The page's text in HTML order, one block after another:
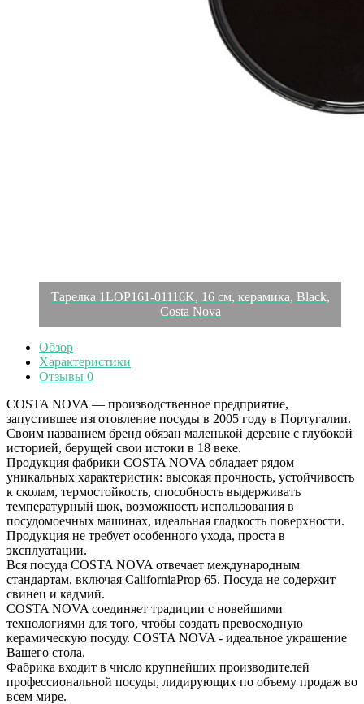
Тарелка 1LOP161-01116K, 16 см, керамика, Black,
Costa Nova
Обзор
Характеристики
Отзывы 0
COSTA NOVA — производственное предприятие,
запустившее изготовление посуды в 2005 году в Португалии.
Своим названием бренд обязан маленькой деревне с глубокой
историей, берущей свои истоки в 18 веке.
Продукция фабрики COSTA NOVA обладает рядом
уникальных характеристик: высокая прочность, устойчивость
к сколам, термостойкость, способность выдерживать
температурный шок, возможность использования в
посудомоечных машинах, идеальная гладкость поверхности.
Продукция не требует особенного ухода, проста в
эксплуатации.
Вся посуда COSTA NOVA отвечает международным
стандартам, включая CaliforniaProp 65. Посуда не содержит
свинец и кадмий.
COSTA NOVA соединяет традиции с новейшими
технологиями для того, чтобы создать превосходную
керамическую посуду. COSTA NOVA - идеальное украшение
Вашего стола.
Фабрика входит в число крупнейших производителей
профессиональной посуды, лидирующих по объему продаж во
всем мире.